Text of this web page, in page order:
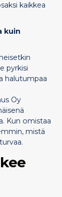
kaikkea
kuin
pyrkisi
halutumpaa
Oy
Kun omistaa
mistä